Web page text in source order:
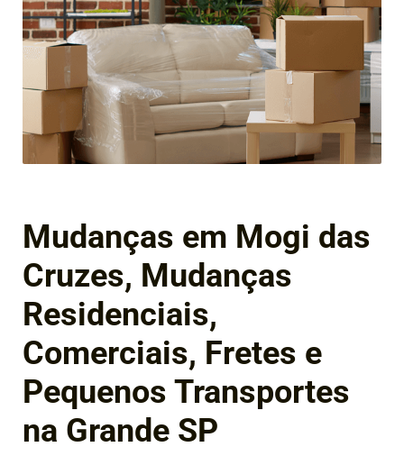
Mudanças em Mogi das
Cruzes, Mudanças
Residenciais,
Comerciais, Fretes e
Pequenos Transportes
na Grande SP